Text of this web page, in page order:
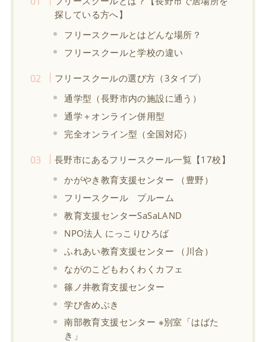
探している方へ】
フリースクールとはどんな場所？
フリースクールと学校の違い
フリースクールの選び方（3タイプ）
通学型（長野市内の施設に通う）
通学＋オンライン併用型
完全オンライン型（全国対応）
長野市にあるフリースクール一覧【17校】
かがやき教育支援センター （豊野）
フリースクール プルーム
教育支援センターSaSaLAND
NPO法人 にっこりひろば
ふれあい教育支援センター （川合）
ながのこどもわくわくカフェ
篠ノ井教育支援センター
学び舎めぶき
南部教育支援センター ※別室「はばた
き」